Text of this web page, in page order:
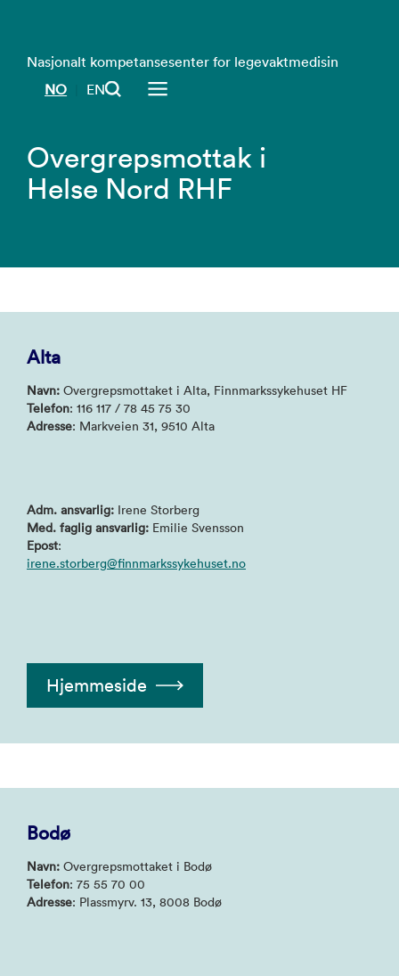
Nasjonalt kompetansesenter for legevaktmedisin
NO
EN
Overgrepsmottak i
Helse Nord RHF
Alta
Navn: Overgrepsmottaket i Alta, Finnmarkssykehuset HF
Telefon: 116 117 / 78 45 75 30
Adresse: Markveien 31, 9510 Alta
Adm. ansvarlig: Irene Storberg
Med. faglig ansvarlig: Emilie Svensson
Epost:
irene.storberg@finnmarkssykehuset.no
Hjemmeside
Bodø
Navn: Overgrepsmottaket i Bodø
Telefon: 75 55 70 00
Adresse: Plassmyrv. 13, 8008 Bodø